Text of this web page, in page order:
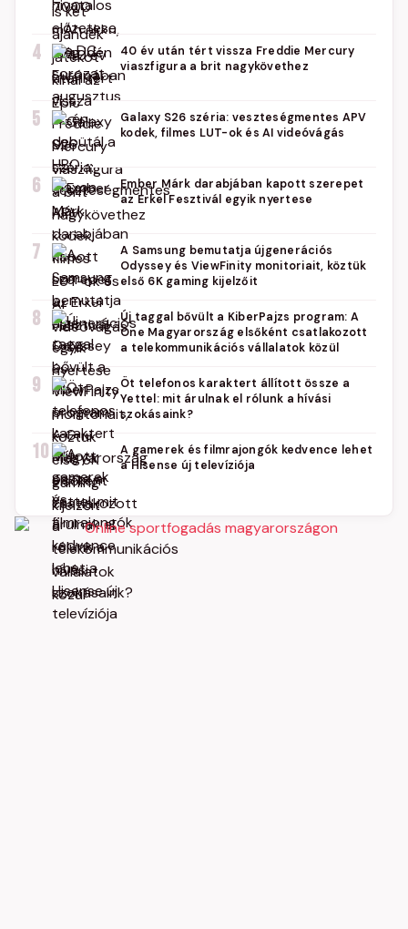
4
40 év után tért vissza Freddie Mercury
viaszfigura a brit nagykövethez
5
Galaxy S26 széria: veszteségmentes APV
kodek, filmes LUT-ok és AI videóvágás
6
Ember Márk darabjában kapott szerepet
az Erkel Fesztivál egyik nyertese
7
A Samsung bemutatja újgenerációs
Odyssey és ViewFinity monitoriait, köztük
első 6K gaming kijelzőit
8
Új taggal bővült a KiberPajzs program: A
One Magyarország elsőként csatlakozott
a telekommunikációs vállalatok közül
9
Öt telefonos karaktert állított össze a
Yettel: mit árulnak el rólunk a hívási
szokásaink?
10
A gamerek és filmrajongók kedvence lehet
a Hisense új televíziója